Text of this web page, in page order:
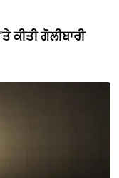
ਕੀਤੀ ਗੋਲੀਬਾਰੀ